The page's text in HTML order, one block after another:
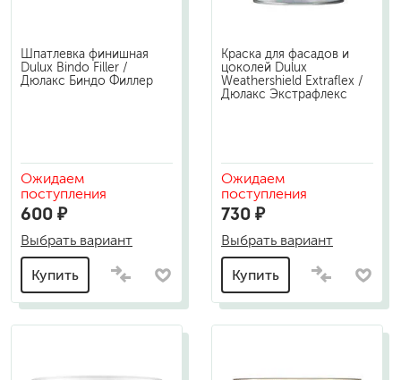
Шпатлевка финишная
Dulux Bindo Filler /
Дюлакс Биндо Филлер
Ожидаем
поступления
600 ₽
Выбрать вариант
Купить
Краска для фасадов и
цоколей Dulux
Weathershield Extraflex /
Дюлакс Экстрафлекс
Ожидаем
поступления
730 ₽
Выбрать вариант
Купить